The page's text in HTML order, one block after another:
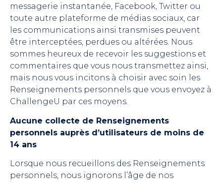
messagerie instantanée, Facebook, Twitter ou
toute autre plateforme de médias sociaux, car
les communications ainsi transmises peuvent
être interceptées, perdues ou altérées. Nous
sommes heureux de recevoir les suggestions et
commentaires que vous nous transmettez ainsi,
mais nous vous incitons à choisir avec soin les
Renseignements personnels que vous envoyez à
ChallengeU par ces moyens.
Aucune collecte de Renseignements
personnels auprès d’utilisateurs de moins de
14 ans
Lorsque nous recueillons des Renseignements
personnels, nous ignorons l’âge de nos